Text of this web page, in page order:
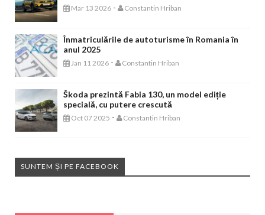
Mar 13 2026 - Constantin Hriban
Înmatriculările de autoturisme în Romania în
anul 2025
Jan 11 2026 - Constantin Hriban
Škoda prezintă Fabia 130, un model ediție
specială, cu putere crescută
Oct 07 2025 - Constantin Hriban
SUNTEM ȘI PE FACEBOOK